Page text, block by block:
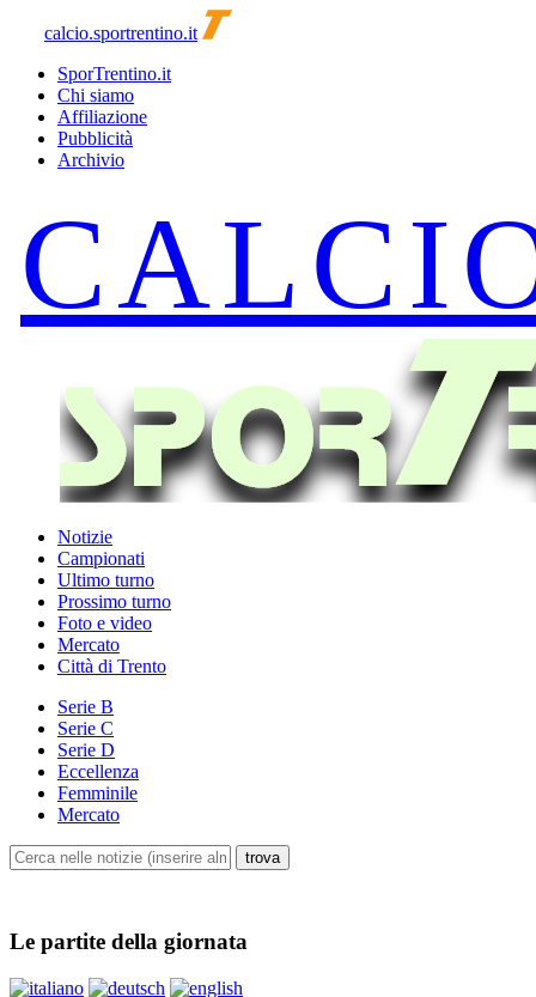
calcio.sportrentino.it
SporTrentino.it
Chi siamo
Affiliazione
Pubblicità
Archivio
Notizie
Campionati
Ultimo turno
Prossimo turno
Foto e video
Mercato
Città di Trento
Serie B
Serie C
Serie D
Eccellenza
Femminile
Mercato
Le partite della giornata